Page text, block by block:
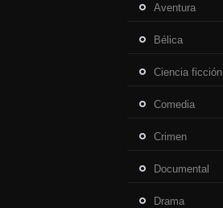
Aventura
Bélica
Ciencia ficción
Comedia
Crimen
Documental
Drama